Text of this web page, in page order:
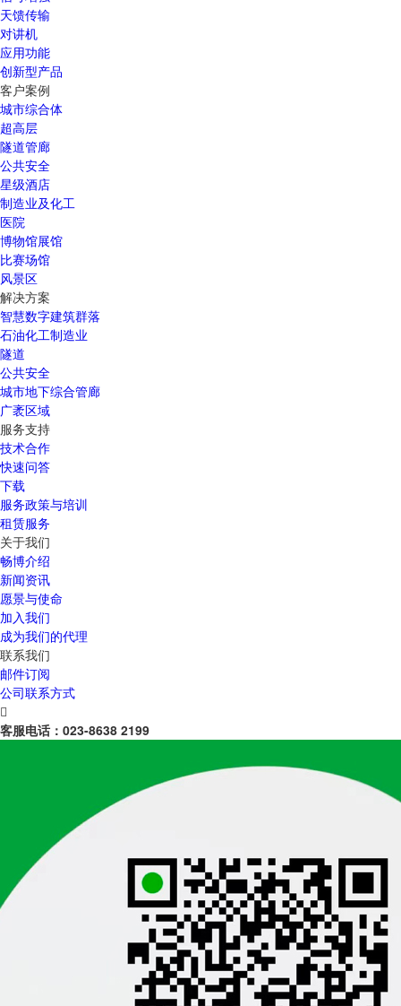
天馈传输
对讲机
应用功能
创新型产品
客户案例
城市综合体
超高层
隧道管廊
公共安全
星级酒店
制造业及化工
医院
博物馆展馆
比赛场馆
风景区
解决方案
智慧数字建筑群落
石油化工制造业
隧道
公共安全
城市地下综合管廊
广袤区域
服务支持
技术合作
快速问答
下载
服务政策与培训
租赁服务
关于我们
畅博介绍
新闻资讯
愿景与使命
加入我们
成为我们的代理
联系我们
邮件订阅
公司联系方式

客服电话： 023-8638 2199